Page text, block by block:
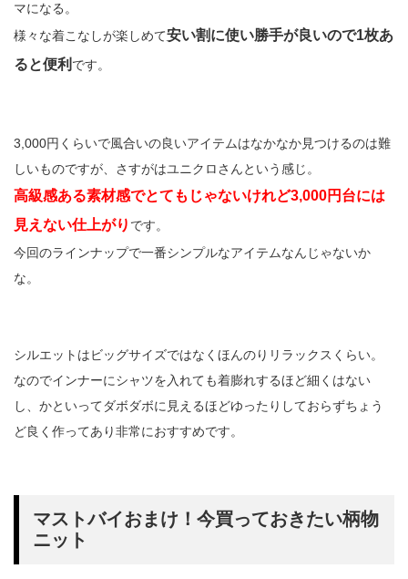
マになる。
様々な着こなしが楽しめて安い割に使い勝手が良いので1枚あ
ると便利 です。
3,000円くらいで風合いの良いアイテムはなかなか見つけるのは難
しいものですが、さすがはユニクロさんという感じ。
高級感ある素材感でとてもじゃないけれど3,000円台には
見えない仕上がり です。
今回のラインナップで一番シンプルなアイテムなんじゃないか
な。
シルエットはビッグサイズではなくほんのりリラックスくらい。
なのでインナーにシャツを入れても着膨れするほど細くはない
し、かといってダボダボに見えるほどゆったりしておらずちょう
ど良く作ってあり非常におすすめです。
マストバイおまけ！今買っておきたい柄物
ニット